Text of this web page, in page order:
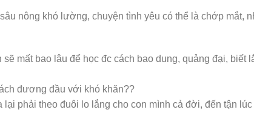
nông khó lường, chuyện tình yêu có thể là chớp mắt,
mất bao lâu để học đc cách bao dung, quảng đại, biết
đương đầu với khó khăn??
phải theo đuôi lo lắng cho con mình cả đời, đến tận lúc